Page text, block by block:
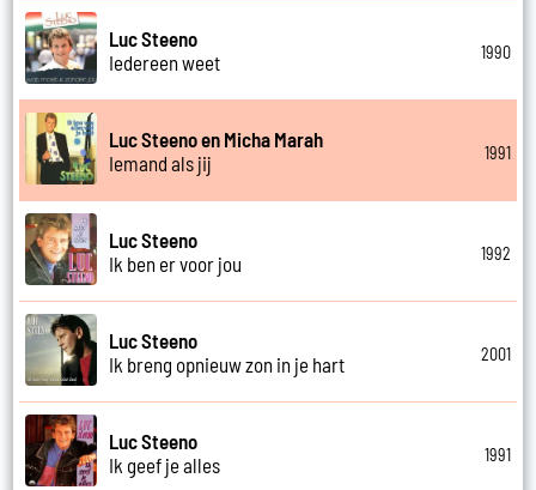
Luc Steeno
Iedereen weet
1990
Luc Steeno en Micha Marah
Iemand als jij
1991
Luc Steeno
Ik ben er voor jou
1992
Luc Steeno
Ik breng opnieuw zon in je hart
2001
Luc Steeno
Ik geef je alles
1991